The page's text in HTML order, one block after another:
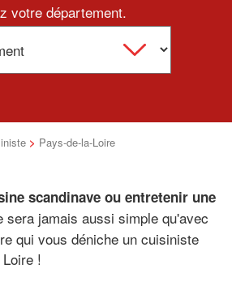
votre département.
> Pays-de-la-Loire
scandinave ou entretenir une
sera jamais aussi simple qu'avec
qui vous déniche un cuisiniste
!